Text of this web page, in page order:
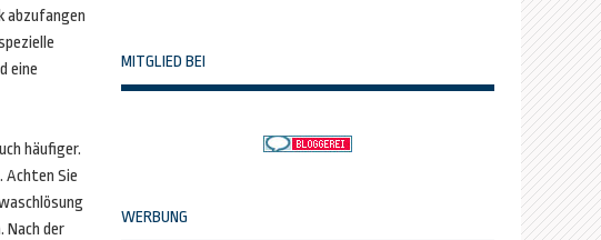
abzufangen
eine
häufiger.
Achten Sie
Nach der
MITGLIED BEI
WERBUNG